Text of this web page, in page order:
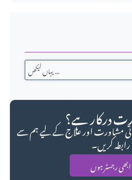
درکار ہے؟
مشاورت اور علاج کے لیے ہم سے
رابطہ کریں۔
ابھی رجسٹر ہوں